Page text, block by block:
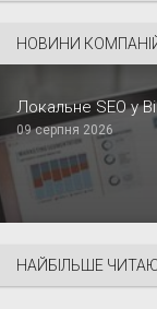
НОВИНИ
Локальне SEO у
09 серпня 2026
НАЙБІЛЬШЕ